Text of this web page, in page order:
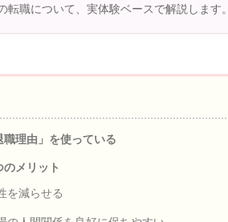
職について、実体験ベースで解説します。
理由」を使っている
メリット
を減らせる